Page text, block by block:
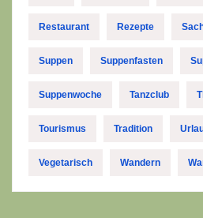
Restaurant Rezepte
Suppen Suppenfasten
Suppenwoche Tanzclub
Tourismus Tradition
Vegetarisch Wandern